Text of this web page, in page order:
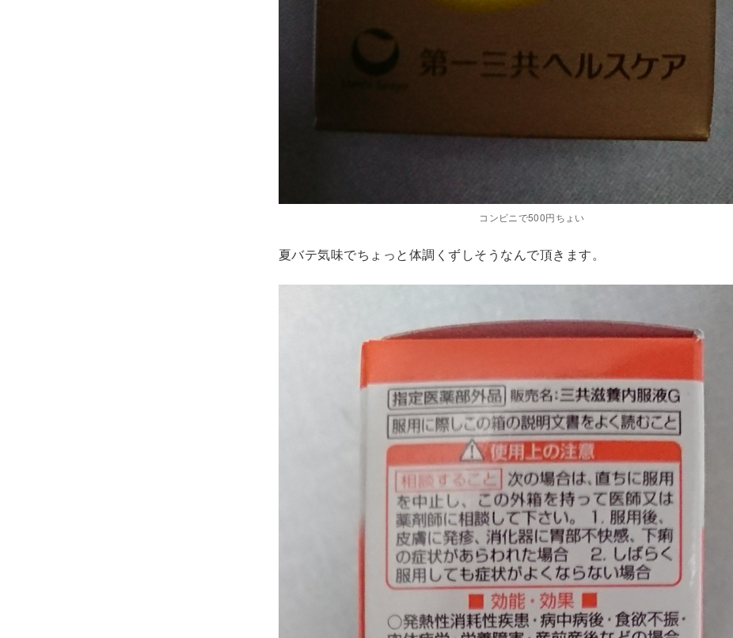
コンビニで500円ちょい
夏バテ気味でちょっと体調くずしそうなんで頂きます。